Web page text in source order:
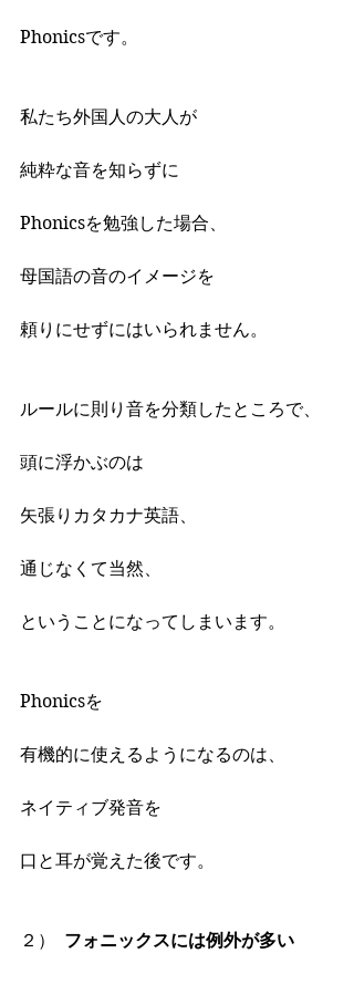
Phonicsです。
私たち外国人の大人が
純粋な音を知らずに
Phonicsを勉強した場合、
母国語の音のイメージを
頼りにせずにはいられません。
ルールに則り音を分類したところで、
頭に浮かぶのは
矢張りカタカナ英語、
通じなくて当然、
ということになってしまいます。
Phonicsを
有機的に使えるようになるのは、
ネイティブ発音を
口と耳が覚えた後です。
フォニックスには例外が多い